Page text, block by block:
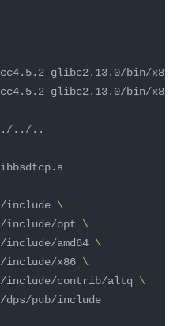
/include
/include/opt
/include/amd64
/include/x86
/include/contrib/altq